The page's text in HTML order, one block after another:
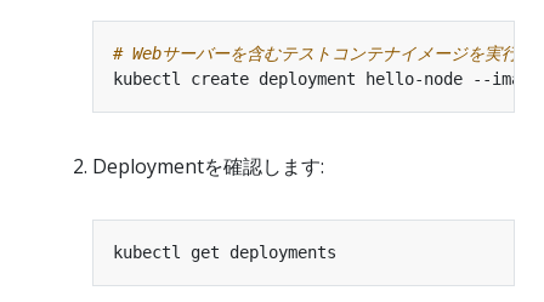
# Webサーバーを含むテストコンテナイメージを実行す
kubectl create deployment hello-node --image
Deploymentを確認します: